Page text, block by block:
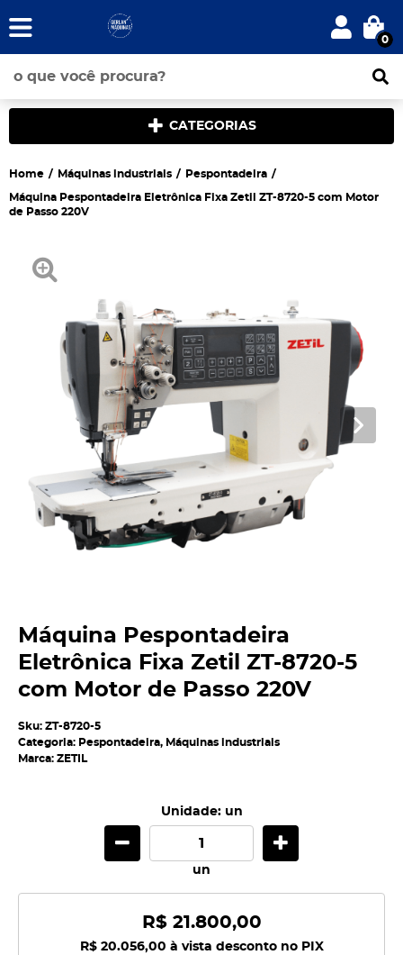
0
CATEGORIAS
Home Máquinas industriais Pespontadeira
Máquina Pespontadeira Eletrônica Fixa Zetil ZT-8720-5 com Motor
de Passo 220V
Máquina Pespontadeira
Eletrônica Fixa Zetil ZT-8720-5
com Motor de Passo 220V
Sku: ZT-8720-5
Categoria: Pespontadeira, Máquinas industriais
Marca: ZETIL
Unidade: un
un
R$ 21.800,00
R$ 20.056,00 à vista desconto no PIX